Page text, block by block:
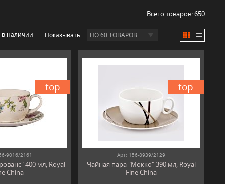
Всего товаров:650
в наличии Показывать ПО 60 ТОВАРОВ
top
9016/2161
400 мл, Royal
China
top
Арт: 156-8939/2129
Чайная пара "Мокко" 390 мл, Royal
Fine China